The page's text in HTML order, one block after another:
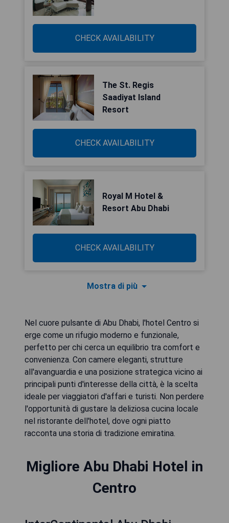
CHECK AVAILABILITY
The St. Regis
Saadiyat Island
Resort
CHECK AVAILABILITY
Royal M Hotel &
Resort Abu Dhabi
CHECK AVAILABILITY
Mostra di più
Nel cuore pulsante di Abu Dhabi, l'hotel Centro si
erge come un rifugio moderno e funzionale,
perfetto per chi cerca un equilibrio tra comfort e
convenienza. Con camere eleganti, strutture
all'avanguardia e una posizione strategica vicino ai
principali punti d'interesse della città, è la scelta
ideale per viaggiatori d'affari e turisti. Non perdere
l'opportunità di gustare la deliziosa cucina locale
nel ristorante dell'hotel, dove ogni piatto
racconta una storia di tradizione emiratina.
Migliore Abu Dhabi Hotel in
Centro